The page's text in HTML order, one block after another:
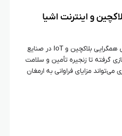
و اینترنت اشیا
این بخش به کاربردهای عملی همگرایی بلاکچین و IoT در صنایع
گرفته تا زنجیره تأمین و سلامت
می‌تواند مزایای فراوانی به ارمغان